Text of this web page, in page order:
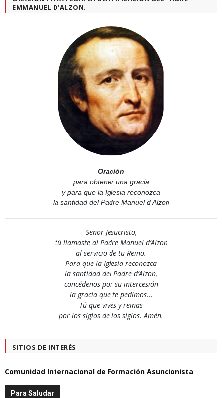
EMMANUEL D’ALZON.
Oración
para obtener una gracia
y para que la Iglesia reconozca
la santidad del Padre Manuel d’Alzon
Senor Jesucristo,
tú llamaste al Padre Manuel d’Alzon
al servicio de tu Reino.
Para que la Iglesia reconozca
la santidad del Padre d’Alzon,
concédenos por su intercesión
la gracia que te pedimos...
Tú que vives y reinas
por los siglos de los siglos. Amén.
SITIOS DE INTERÉS
Comunidad Internacional de Formación Asuncionista
Para Saludar